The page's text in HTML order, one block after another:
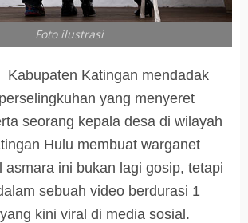
Foto ilustrasi
Kabupaten Katingan mendadak
yang menyeret
seorang kepala desa di wilayah
Hulu membuat warganet
asmara ini bukan lagi gosip, tetapi
sebuah video berdurasi 1
kini viral di media sosial.